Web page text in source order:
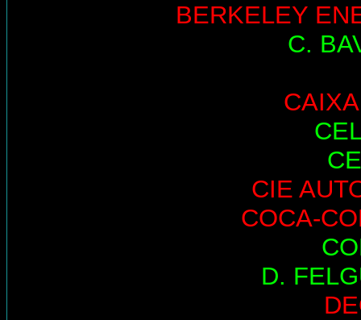
BERKELEY
C.
CIE
COCA-
D.